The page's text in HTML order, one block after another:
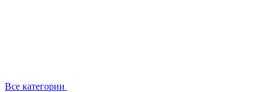
Все категории